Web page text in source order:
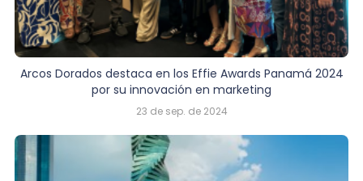
Arcos Dorados destaca en los Effie Awards Panamá 2024
por su innovación en marketing
23 de sep. de 2024